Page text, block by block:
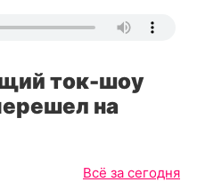
ток-шоу
на
Всё за сегодня